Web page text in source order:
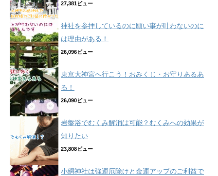
27,381ビュー
神社を参拝しているのに願い事が叶わないのに
は理由がある！
26,096ビュー
東京大神宮へ行こう！おみくじ・お守りあるあ
る！
26,090ビュー
岩盤浴でむくみ解消は可能？むくみへの効果が
知りたい
23,808ビュー
小網神社は強運厄除けと金運アップのご利益で